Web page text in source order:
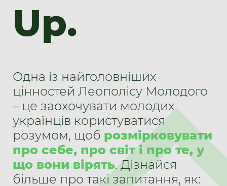
Up.
Одна із найголовніших
цінностей Леополісу Молодого
– це заохочувати молодих
українців користуватися
розумом, щоб розмірковувати
про себе, про світ і про те, у
що вони вірять. Дізнайся
більше про такі запитання, як: